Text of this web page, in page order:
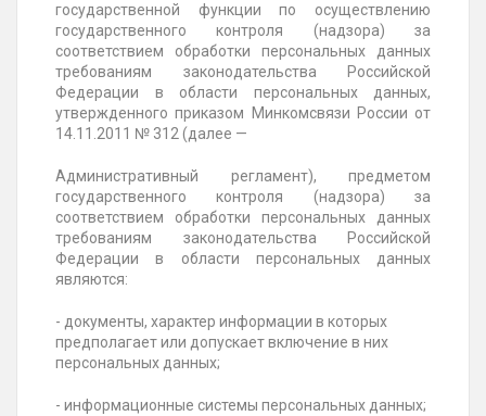
государственной функции по осуществлению
государственного контроля (надзора) за
соответствием обработки персональных данных
требованиям законодательства Российской
Федерации в области персональных данных,
утвержденного приказом Минкомсвязи России от
14.11.2011 № 312 (далее —
Административный регламент), предметом
государственного контроля (надзора) за
соответствием обработки персональных данных
требованиям законодательства Российской
Федерации в области персональных данных
являются:
- документы, характер информации в которых
предполагает или допускает включение в них
персональных данных;
- информационные системы персональных данных;